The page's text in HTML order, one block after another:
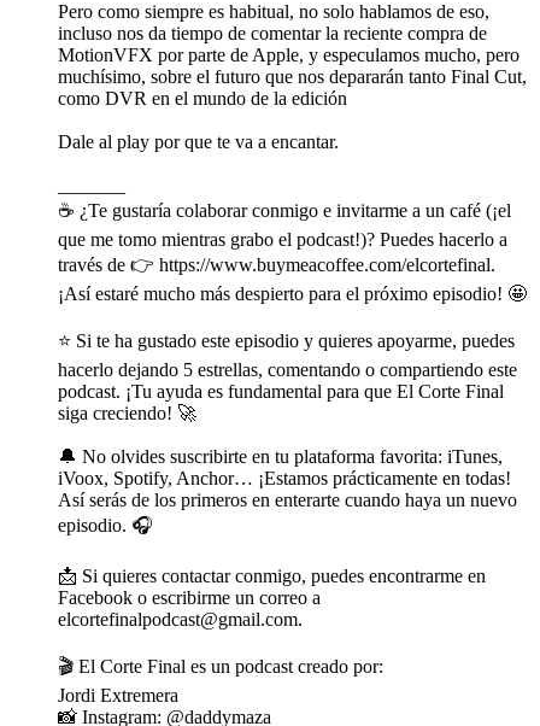
Pero como siempre es habitual, no solo hablamos de eso,
incluso nos da tiempo de comentar la reciente compra de
MotionVFX por parte de Apple, y especulamos mucho, pero
muchísimo, sobre el futuro que nos depararán tanto Final Cut,
como DVR en el mundo de la edición
Dale al play por que te va a encantar.
☕️ ¿Te gustaría colaborar conmigo e invitarme a un café (¡el
que me tomo mientras grabo el podcast!)? Puedes hacerlo a
través de 👉 https://www.buymeacoffee.com/elcortefinal.
¡Así estaré mucho más despierto para el próximo episodio! 🤩
⭐️ Si te ha gustado este episodio y quieres apoyarme, puedes
hacerlo dejando 5 estrellas, comentando o compartiendo este
podcast. ¡Tu ayuda es fundamental para que El Corte Final
siga creciendo! 🚀
🔔 No olvides suscribirte en tu plataforma favorita: iTunes,
iVoox, Spotify, Anchor… ¡Estamos prácticamente en todas!
Así serás de los primeros en enterarte cuando haya un nuevo
episodio. 🎧
📩 Si quieres contactar conmigo, puedes encontrarme en
Facebook o escribirme un correo a
elcortefinalpodcast@gmail.com.
🎬 El Corte Final es un podcast creado por:
Jordi Extremera
📸 Instagram: @daddymaza